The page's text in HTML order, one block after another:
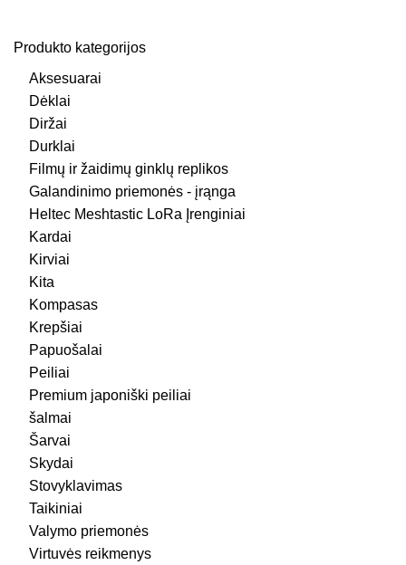
Produkto kategorijos
Aksesuarai
Dėklai
Diržai
Durklai
Filmų ir žaidimų ginklų replikos
Galandinimo priemonės - įrąnga
Heltec Meshtastic LoRa Įrenginiai
Kardai
Kirviai
Kita
Kompasas
Krepšiai
Papuošalai
Peiliai
Premium japoniški peiliai
šalmai
Šarvai
Skydai
Stovyklavimas
Taikiniai
Valymo priemonės
Virtuvės reikmenys